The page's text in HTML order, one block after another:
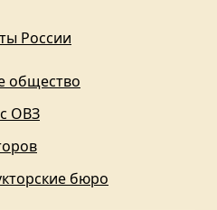
России
общество
ОВЗ
бюро